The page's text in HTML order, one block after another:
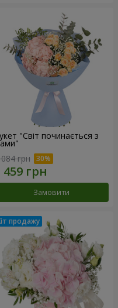
"Світ починається з
грн
Замовити